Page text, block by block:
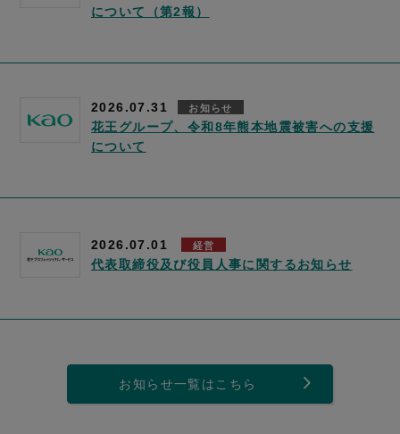
について（第2報）
2026.07.31 お知らせ
花王グループ、令和8年熊本地震被害への支援
について
2026.07.01 経営
代表取締役及び役員人事に関するお知らせ
お知らせ一覧はこちら